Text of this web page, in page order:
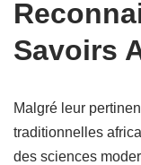
Savoirs
Malgré leur
traditionnelles
des sciences